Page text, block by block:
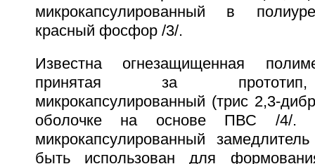
микрокапсулированный в
красный фосфор /3/.
Известна огнезащищенная
принятая за
микрокапсулированный (трис 2,3-
оболочке на основе ПВС /4/.
микрокапсулированный
быть использован для